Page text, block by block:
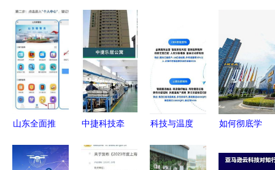
技推广和应
用服务的深
度融合
2020
Qualcomm
XR创新应
用挑战赛
推动计算系
统服务新纪
应用分发新
增量
与公链应用
新篇章
山东全面推
子证照应用
中捷科技牵
新方法项
科技与温度
集团轻松保
如何彻底学
场景的构建